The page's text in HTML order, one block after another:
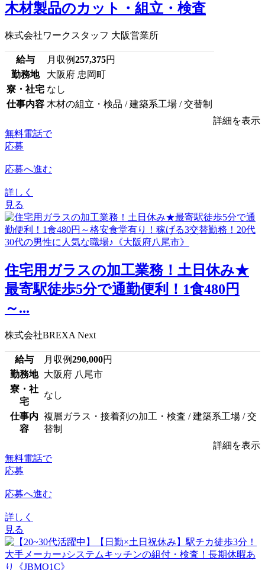
木材製品のカット・組立・検査
株式会社ワークスタッフ 大阪営業所
給与 月収例257,375円
勤務地
大阪府 忠岡町
寮・社宅 なし
仕事内容 木材の組立・検品 / 建築系工場 / 交替制
詳細を表示
無料電話で
応募
応募へ進む
詳しく
見る
住宅用ガラスの加工業務！土日休み★
最寄駅徒歩5分で通勤便利！1食480円
～...
株式会社BREXA Next
給与 月収例290,000円
勤務地
大阪府 八尾市
寮・社
宅
なし
仕事内
容
複層ガラス・接着剤の加工・検査 / 建築系工場 / 交
替制
詳細を表示
無料電話で
応募
応募へ進む
詳しく
見る